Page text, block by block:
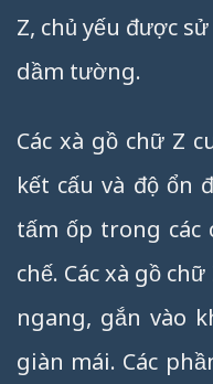
Z, chủ yếu được
dầm tường.
Các xà gồ chữ Z
kết cấu và độ ổn
tấm ốp trong
chế. Các xà gồ
ngang, gắn vào
giàn mái. Các